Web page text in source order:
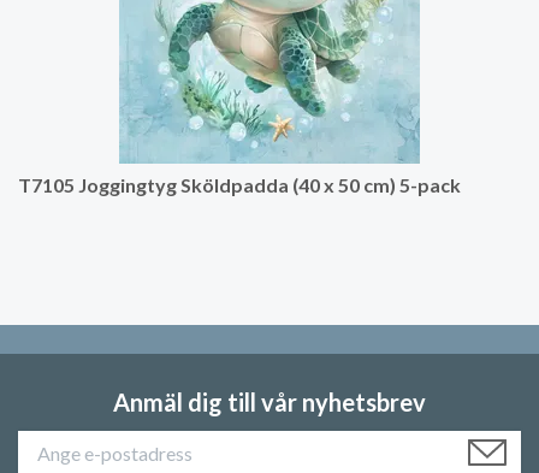
T7105 Joggingtyg Sköldpadda (40 x 50 cm) 5-pack
Anmäl dig till vår nyhetsbrev